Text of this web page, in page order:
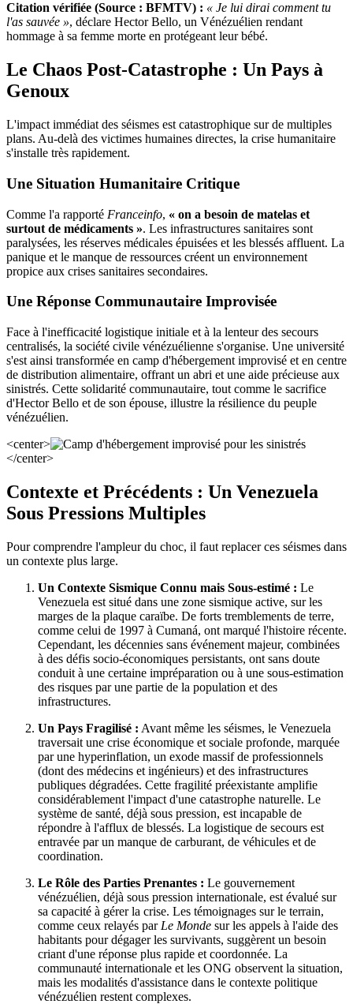
Citation vérifiée (Source : BFMTV) : « Je lui dirai comment tu
l'as sauvée », déclare Hector Bello, un Vénézuélien rendant
hommage à sa femme morte en protégeant leur bébé.
Le Chaos Post-Catastrophe : Un Pays à
Genoux
L'impact immédiat des séismes est catastrophique sur de multiples
plans. Au-delà des victimes humaines directes, la crise humanitaire
s'installe très rapidement.
Une Situation Humanitaire Critique
Comme l'a rapporté Franceinfo, « on a besoin de matelas et
surtout de médicaments ». Les infrastructures sanitaires sont
paralysées, les réserves médicales épuisées et les blessés affluent. La
panique et le manque de ressources créent un environnement
propice aux crises sanitaires secondaires.
Une Réponse Communautaire Improvisée
Face à l'inefficacité logistique initiale et à la lenteur des secours
centralisés, la société civile vénézuélienne s'organise. Une université
s'est ainsi transformée en camp d'hébergement improvisé et en centre
de distribution alimentaire, offrant un abri et une aide précieuse aux
sinistrés. Cette solidarité communautaire, tout comme le sacrifice
d'Hector Bello et de son épouse, illustre la résilience du peuple
vénézuélien.
<center>
</center>
Contexte et Précédents : Un Venezuela
Sous Pressions Multiples
Pour comprendre l'ampleur du choc, il faut replacer ces séismes dans
un contexte plus large.
Un Contexte Sismique Connu mais Sous-estimé : Le
Venezuela est situé dans une zone sismique active, sur les
marges de la plaque caraïbe. De forts tremblements de terre,
comme celui de 1997 à Cumaná, ont marqué l'histoire récente.
Cependant, les décennies sans événement majeur, combinées
à des défis socio-économiques persistants, ont sans doute
conduit à une certaine impréparation ou à une sous-estimation
des risques par une partie de la population et des
infrastructures.
Un Pays Fragilisé : Avant même les séismes, le Venezuela
traversait une crise économique et sociale profonde, marquée
par une hyperinflation, un exode massif de professionnels
(dont des médecins et ingénieurs) et des infrastructures
publiques dégradées. Cette fragilité préexistante amplifie
considérablement l'impact d'une catastrophe naturelle. Le
système de santé, déjà sous pression, est incapable de
répondre à l'afflux de blessés. La logistique de secours est
entravée par un manque de carburant, de véhicules et de
coordination.
Le Rôle des Parties Prenantes : Le gouvernement
vénézuélien, déjà sous pression internationale, est évalué sur
sa capacité à gérer la crise. Les témoignages sur le terrain,
comme ceux relayés par Le Monde sur les appels à l'aide des
habitants pour dégager les survivants, suggèrent un besoin
criant d'une réponse plus rapide et coordonnée. La
communauté internationale et les ONG observent la situation,
mais les modalités d'assistance dans le contexte politique
vénézuélien restent complexes.